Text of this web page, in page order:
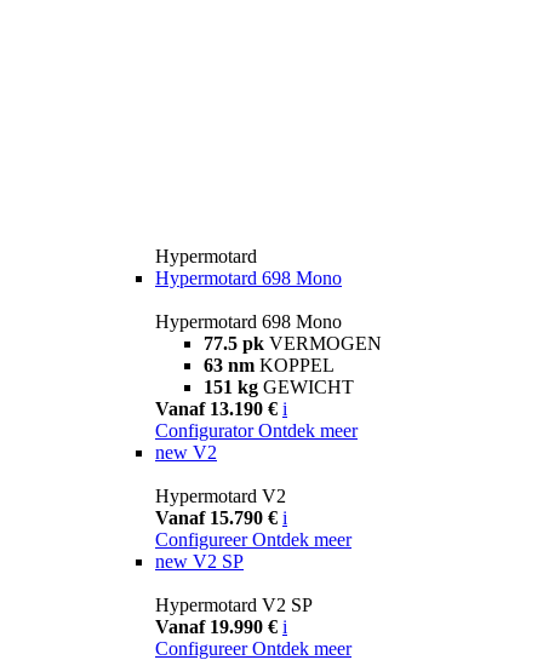
Hypermotard
Hypermotard 698 Mono
Hypermotard 698 Mono
77.5 pk VERMOGEN
63 nm KOPPEL
151 kg GEWICHT
Vanaf 13.190 € i
Configurator Ontdek meer
new V2
Hypermotard V2
Vanaf 15.790 € i
Configureer Ontdek meer
new V2 SP
Hypermotard V2 SP
Vanaf 19.990 € i
Configureer Ontdek meer